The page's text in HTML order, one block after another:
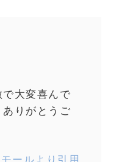
大変喜んで
りがとうご
ールより引用